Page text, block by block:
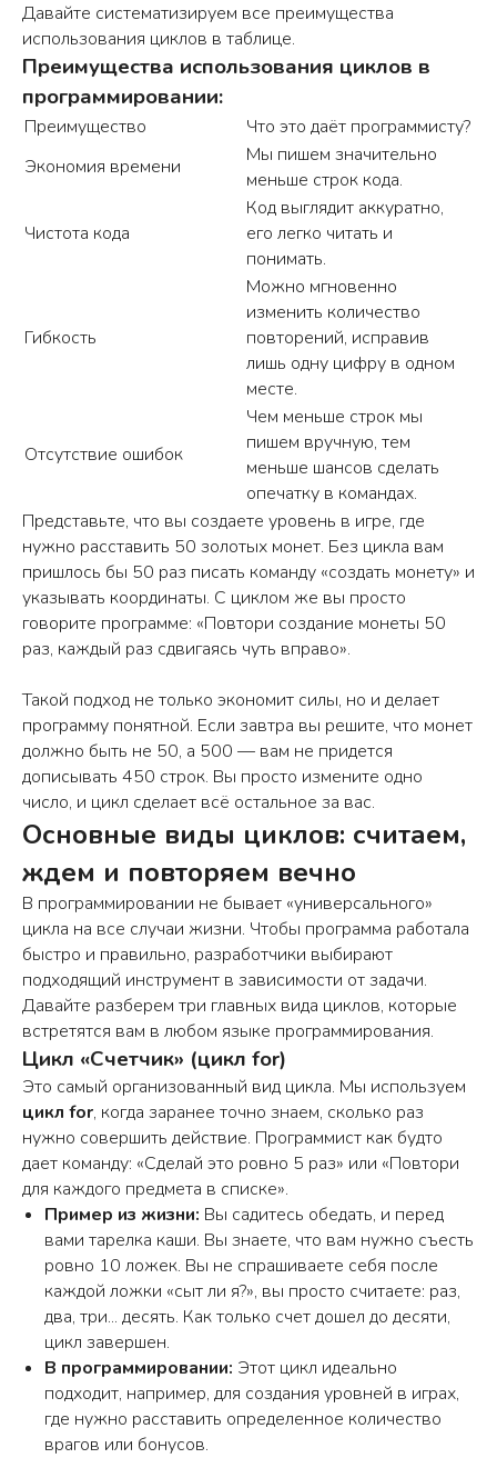
Давайте систематизируем все преимущества
использования циклов в таблице.
Преимущества использования циклов в
программировании:
Преимущество
Что это даёт программисту?
Экономия времени
Мы пишем значительно
меньше строк кода.
Чистота кода
Код выглядит аккуратно,
его легко читать и
понимать.
Гибкость
Можно мгновенно
изменить количество
повторений, исправив
лишь одну цифру в одном
месте.
Отсутствие ошибок
Чем меньше строк мы
пишем вручную, тем
меньше шансов сделать
опечатку в командах.
Представьте, что вы создаете уровень в игре, где
нужно расставить 50 золотых монет. Без цикла вам
пришлось бы 50 раз писать команду «создать монету» и
указывать координаты. С циклом же вы просто
говорите программе: «Повтори создание монеты 50
раз, каждый раз сдвигаясь чуть вправо».
Такой подход не только экономит силы, но и делает
программу понятной. Если завтра вы решите, что монет
должно быть не 50, а 500 — вам не придется
дописывать 450 строк. Вы просто измените одно
число, и цикл сделает всё остальное за вас.
Основные виды циклов: считаем,
ждем и повторяем вечно
В программировании не бывает «универсального»
цикла на все случаи жизни. Чтобы программа работала
быстро и правильно, разработчики выбирают
подходящий инструмент в зависимости от задачи.
Давайте разберем три главных вида циклов, которые
встретятся вам в любом языке программирования.
Цикл «Счетчик» (цикл for)
Это самый организованный вид цикла. Мы используем
цикл for, когда заранее точно знаем, сколько раз
нужно совершить действие. Программист как будто
дает команду: «Сделай это ровно 5 раз» или «Повтори
для каждого предмета в списке».
Пример из жизни: Вы садитесь обедать, и перед
вами тарелка каши. Вы знаете, что вам нужно съесть
ровно 10 ложек. Вы не спрашиваете себя после
каждой ложки «сыт ли я?», вы просто считаете: раз,
два, три... десять. Как только счет дошел до десяти,
цикл завершен.
В программировании: Этот цикл идеально
подходит, например, для создания уровней в играх,
где нужно расставить определенное количество
врагов или бонусов.